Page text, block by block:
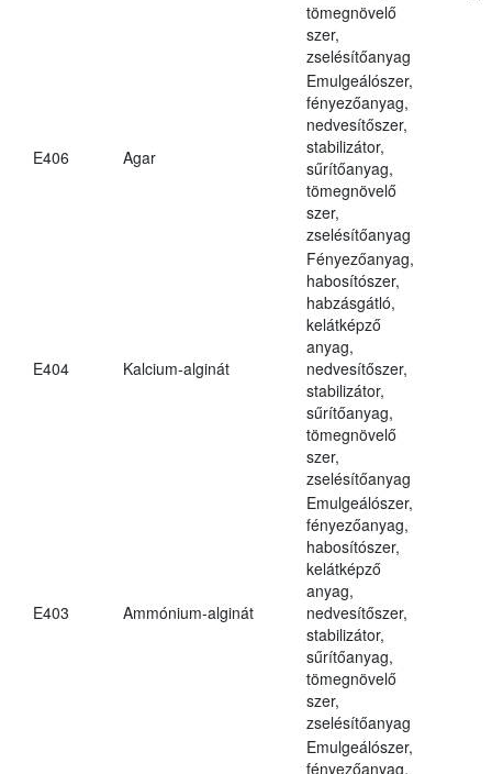
tömegnövelő
szer,
zselésítőanyag
E406 Agar
Emulgeálószer,
fényezőanyag,
nedvesítőszer,
stabilizátor,
sűrítőanyag,
tömegnövelő
szer,
zselésítőanyag
E404 Kalcium-alginát
Fényezőanyag,
habosítószer,
habzásgátló,
kelátképző
anyag,
nedvesítőszer,
stabilizátor,
sűrítőanyag,
tömegnövelő
szer,
zselésítőanyag
E403 Ammónium-alginát
Emulgeálószer,
fényezőanyag,
habosítószer,
kelátképző
anyag,
nedvesítőszer,
stabilizátor,
sűrítőanyag,
tömegnövelő
szer,
zselésítőanyag
Emulgeálószer,
fényezőanyag,